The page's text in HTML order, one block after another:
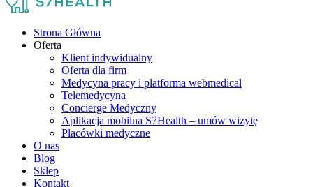
Strona Główna
Oferta
Klient indywidualny
Oferta dla firm
Medycyna pracy i platforma webmedical
Telemedycyna
Concierge Medyczny
Aplikacja mobilna S7Health – umów wizytę
Placówki medyczne
O nas
Blog
Sklep
Kontakt